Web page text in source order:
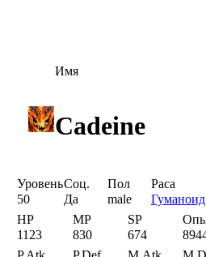
Имя
Cadeine
УровеньСоц. Пол
Раса
50
Да male
Гуманоид
HP
MP SP
1123
830 674